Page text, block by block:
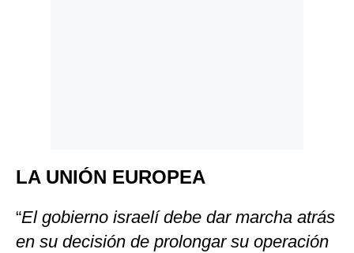
LA UNIÓN EUROPEA
“El gobierno israelí debe dar marcha atrás
en su decisión de prolongar su operación